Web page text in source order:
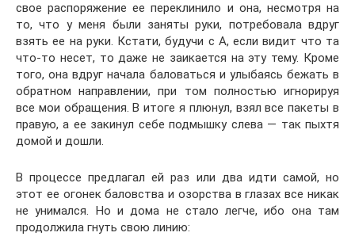
свое распоряжение ее переклинило и она, несмотря на
то, что у меня были заняты руки, потребовала вдруг
взять ее на руки. Кстати, будучи с А, если видит что та
что-то несет, то даже не заикается на эту тему. Кроме
того, она вдруг начала баловаться и улыбаясь бежать в
обратном направлении, при том полностью игнорируя
все мои обращения. В итоге я плюнул, взял все пакеты в
правую, а ее закинул себе подмышку слева — так пыхтя
домой и дошли.
В процессе предлагал ей раз или два идти самой, но
этот ее огонек баловства и озорства в глазах все никак
не унимался. Но и дома не стало легче, ибо она там
продолжила гнуть свою линию: